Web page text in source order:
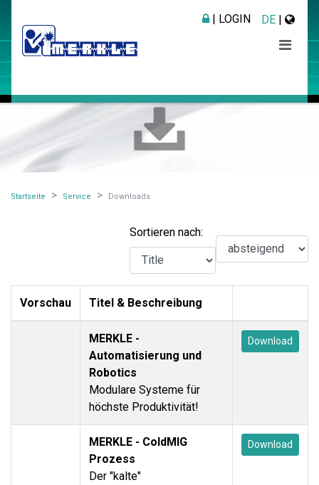
| LOGIN DE |
Startseite Service Downloads
Sortieren nach:
Vorschau Titel & Beschreibung
MERKLE -
Automatisierung und
Robotics
Modulare Systeme für
höchste Produktivität!
Download
MERKLE - ColdMIG
Prozess
Der "kalte"
Download